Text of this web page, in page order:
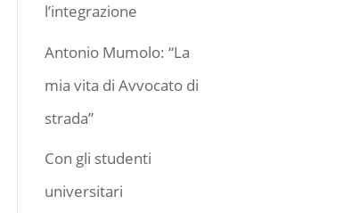
l’integrazione
Antonio Mumolo: “La
mia vita di Avvocato di
strada”
Con gli studenti
universitari